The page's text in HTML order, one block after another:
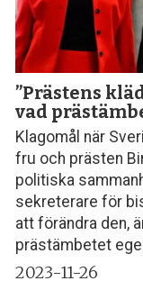
”Prästens
vad
Klagomål när
fru och prästen
politiska
sekreterare för
att förändra den,
prästämbetet
2023-11-26